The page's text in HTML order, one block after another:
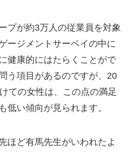
プが約3万人の従業員を対象
ージメントサーベイの中に
健康的にはたらくことがで
う項目があるのですが、20
ての女性は、この点の満足
低い傾向が見られます。
ほど有馬先生がいわれたよ